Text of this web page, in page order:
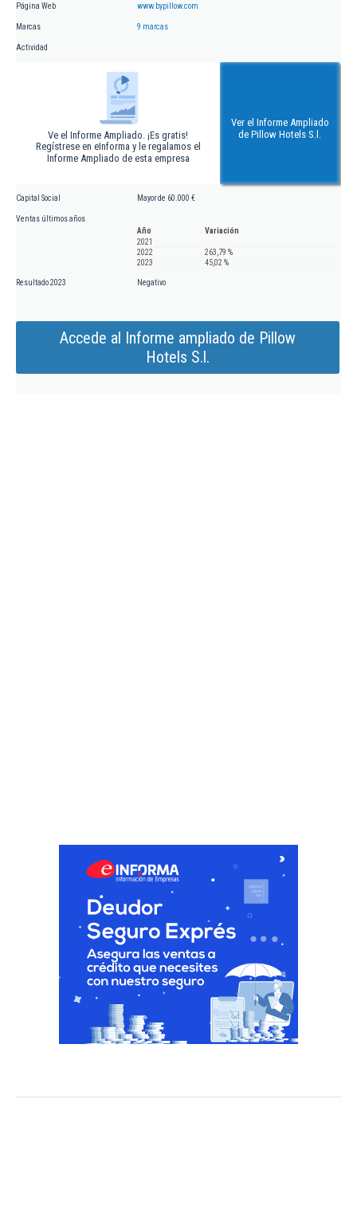
Página Web www.bypillow.com
Marcas 9 marcas
Actividad
Ve el Informe Ampliado. ¡Es gratis!
Regístrese en eInforma y le regalamos el
Informe Ampliado de esta empresa
Ver el Informe Ampliado
de Pillow Hotels S.l.
Capital Social Mayor de 60.000 €
Ventas últimos años
Año
Variación
2021
2022
263,79 %
2023
45,02 %
Resultado 2023 Negativo
Accede al Informe ampliado de Pillow
Hotels S.l.